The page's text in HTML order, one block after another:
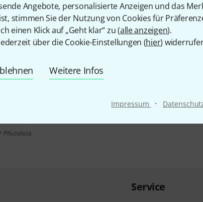
Angebote, personalisierte Anzeigen und das
stimmen Sie der Nutzung von Cookies für
einen Klick auf „Geht klar“ zu (alle anzeigen).
über die Cookie-Einstellungen (hier)
Weitere Infos
Impressum ·
E-Mail-Adresse*
Mit Klick auf „Jetzt anmelden“ stimmen Sie dem Erhalt von E-Mail-
Nutzungsverhaltens zu. Die Abmeldung ist jederzeit möglich. Weitere
Pflichtfeld
Service